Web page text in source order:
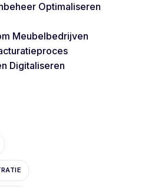
Optimaliseren
Meubelbedrijven
Digitaliseren